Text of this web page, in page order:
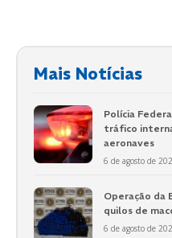
Mais Notícias
Polícia
tráfico
aeronaves
6 de agosto de
Operação da
quilos de
6 de agosto de